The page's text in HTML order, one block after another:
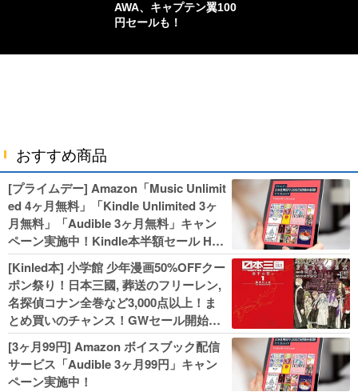
AWA、キャプテン翼100
円セールも！
おすすめ商品
[プライムデー] Amazon「Music Unlimit
ed 4ヶ月無料」「Kindle Unlimited 3ヶ
月無料」「Audible 3ヶ月無料」キャン
ペーン実施中！Kindle本半額セール HU
NTER×HUNTERなど集英社、無職転生,
幼女戦記などKADOKAWA、キャプテン
翼100円セールも！
[Kinled本] 小学館 少年漫画50%OFFクー
ポン祭り！日本三國, 葬送のフリーレン,
名探偵コナン全巻など3,000点以上！ま
とめ買いのチャンス！GWセール開始！
人気コミック多数 カドカワ祭やIT関連本
がセールに！
[3ヶ月99円] Amazon ボイスブック配信
サービス「Audible 3ヶ月99円」キャン
ペーン実施中！